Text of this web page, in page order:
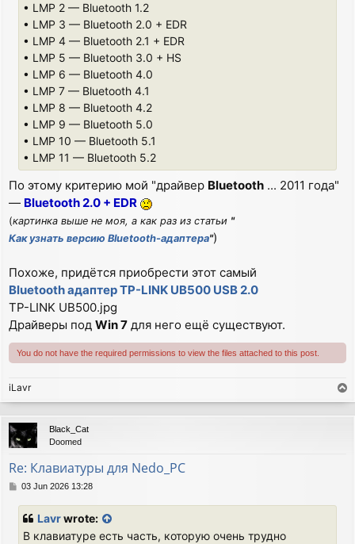
• LMP 2 — Bluetooth 1.2
• LMP 3 — Bluetooth 2.0 + EDR
• LMP 4 — Bluetooth 2.1 + EDR
• LMP 5 — Bluetooth 3.0 + HS
• LMP 6 — Bluetooth 4.0
• LMP 7 — Bluetooth 4.1
• LMP 8 — Bluetooth 4.2
• LMP 9 — Bluetooth 5.0
• LMP 10 — Bluetooth 5.1
• LMP 11 — Bluetooth 5.2
По этому критерию мой "драйвер Bluetooth ... 2011 года"
— Bluetooth 2.0 + EDR
(картинка выше не моя, а как раз из статьи "
Как узнать версию Bluetooth-адаптера")
Похоже, придётся приобрести этот самый
Bluetooth адаптер TP-LINK UB500 USB 2.0
TP-LINK UB500.jpg
Драйверы под Win 7 для него ещё существуют.
You do not have the required permissions to view the files attached to this post.
iLavr
o
p
Black_Cat
Doomed
Re: Клавиатуры для Nedo_PC
P03 Jun 2026 13:28
Lavrwrote:
В клавиатуре есть часть, которую очень трудно